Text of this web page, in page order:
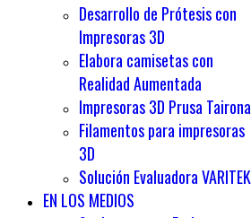
Desarrollo de Prótesis con
Impresoras 3D
Elabora camisetas con
Realidad Aumentada
Impresoras 3D Prusa Tairona
Filamentos para impresoras
3D
Solución Evaluadora VARITEK
EN LOS MEDIOS